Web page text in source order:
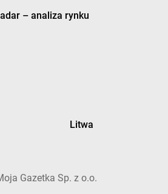
– analiza rynku
Litwa
Gazetka Sp. z o.o.